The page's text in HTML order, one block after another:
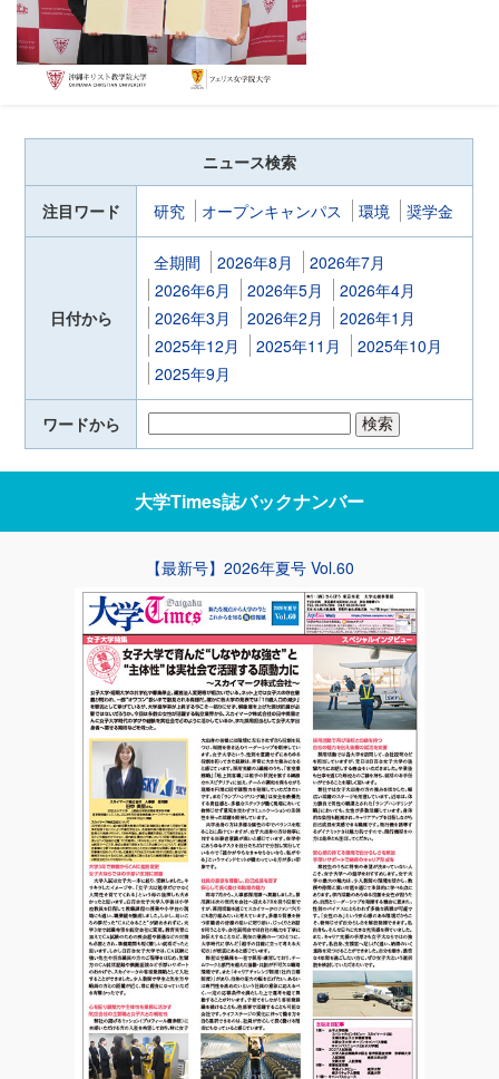
ニュース検索
注目ワード 研究 オープンキャンパス 環境 奨学金
日付から
全期間 2026年8月
2026年7月
2026年6月
2026年5月
2026年4月
2026年3月
2026年2月
2026年1月
2025年12月
2025年11月
2025年10月
2025年9月
ワードから
大学Times誌バックナンバー
【最新号】2026年夏号 Vol.60